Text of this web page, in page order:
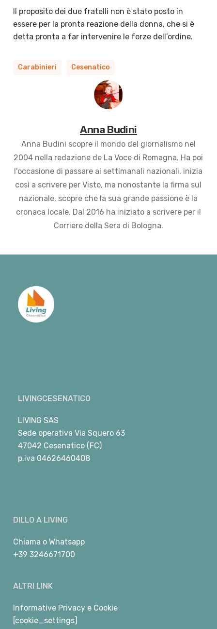
Il proposito dei due fratelli non è stato posto in
essere per la pronta reazione della donna, che si è
detta pronta a far intervenire le forze dell’ordine.
Carabinieri Cesenatico
Anna Budini
Anna Budini scopre il mondo del giornalismo nel
2004 nella redazione de La Voce di Romagna. Ha poi
l'occasione di passare ai settimanali nazionali, inizia
così a scrivere per Visto, ma nonostante la firma sul
nazionale, scopre che la sua grande passione è la
cronaca locale. Dal 2016 ha iniziato a scrivere per il
Corriere della Sera di Bologna.
LIVINGCESENATICO
LIVING SAS
Sede operativa Via Squero 63
47042 Cesenatico (FC)
p.iva 04626460408
DILLO A LIVING
Chiama o Whatsapp
+39 3246671700
ALTRI LINK
Informative Privacy e Cookie
[cookie_settings]